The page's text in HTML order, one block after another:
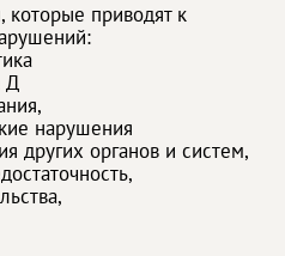
приводят к
Д
нарушения
других органов и систем,